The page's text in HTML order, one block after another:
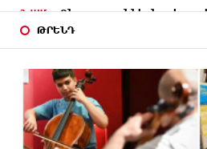
3 ԺԱՄ
Ընտրություններն
իշխանություններին էլ
ԱՌԱՋ
Նոր պարտքեր են
համար. «Փաստ»
3 ԺԱՄ
ԱՌԱՋ
Անհավասարակշռության
վտանգները. «Փաստ»
ԹՐԵՆԴ